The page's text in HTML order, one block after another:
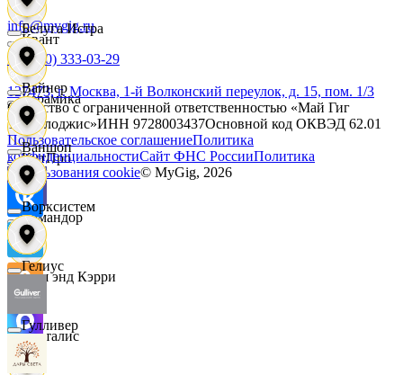
Квант
Керамика
КитПро
Командор
Кэш энд Кэрри
Лакталис
Белуга Истра
Вайнер
Ваншоп
Ворксистем
Гелиус
Гулливер
info@mygig.ru
+8 (800) 333-03-29
127473, г. Москва, 1-й Волконский переулок, д. 15, пом. 1/3
Общество с ограниченной ответственностью «Май Гиг
Технолоджис»ИНН 9728003437Основной код ОКВЭД 62.01
Пользовательское соглашениеПолитика
конфиденциальностиСайт ФНС РоссииПолитика
использования cookie© MyGig, 2026